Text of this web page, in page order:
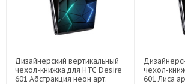
Дизайнерский вертикальный
чехол-книжка для HTC Desire
601 Абстракция неон арт:
чехол-
601 Лиса